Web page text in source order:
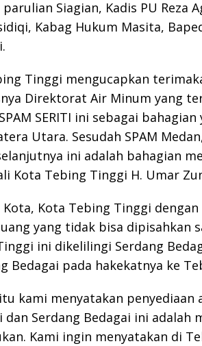
Siagian, Kadis PU Reza
Kabag Hukum Masita,
Tinggi mengucapkan
Direktorat Air Minum yang
SERITI ini sebagai
Utara. Sesudah SPAM
ini adalah bahagian
Kota Tebing Tinggi H. Umar
Kota Tebing Tinggi
yang tidak bisa dipisahkan
ini dikelilingi Serdang
Bedagai pada hakekatnya ke
kami menyatakan
Serdang Bedagai ini adalah
Kami ingin menyatakan di